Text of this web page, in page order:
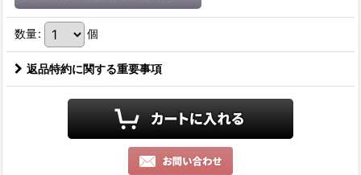
数量: 個
返品特約に関する重要事項